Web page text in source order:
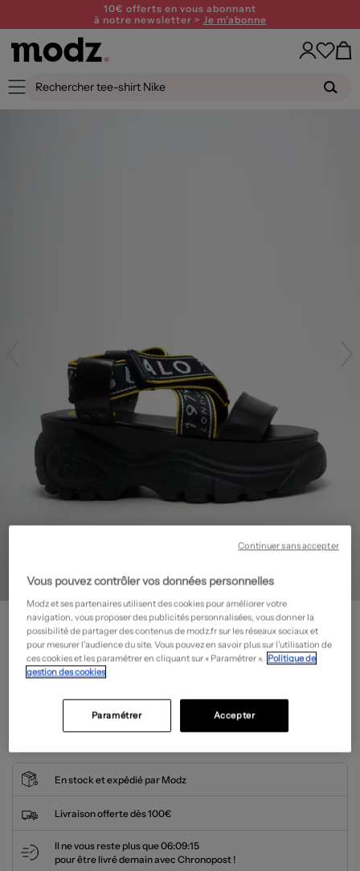
10€ offerts en vous abonnant
à notre newsletter > Je m'abonne
BUFFALO
Sandales/Nu pieds - Talon compensé- Outlet
31,80€
Guide des tailles
En stock et expédié par Modz
Livraison offerte dès 100€
Il ne vous reste plus que06:09:15
pour être livré demain avec Chronopost !
Vous pouvez contrôler vos données personnelles
Modz et ses partenaires utilisent des cookies pour améliorer votre
navigation, vous proposer des publicités personnalisées, vous donner la
possibilité de partager des contenus de modz.fr sur les réseaux sociaux et
pour mesurer l’audience du site. Vous pouvez en savoir plus sur l’utilisation de
ces cookies et les paramétrer en cliquant sur « Paramétrer ». Politique de
gestion des cookies
Accepter
Paramétrer
Continuer sans accepter